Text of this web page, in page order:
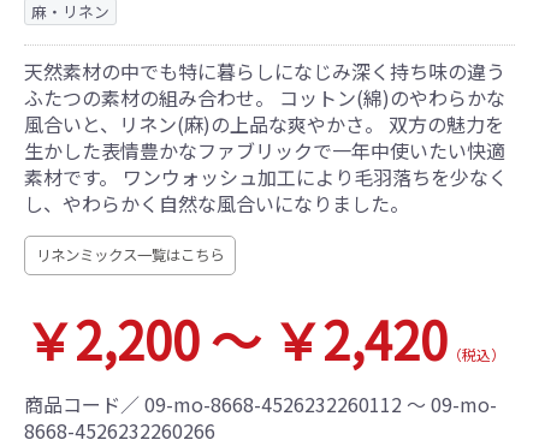
麻・リネン
天然素材の中でも特に暮らしになじみ深く持ち味の違う
ふたつの素材の組み合わせ。 コットン(綿)のやわらかな
風合いと、リネン(麻)の上品な爽やかさ。 双方の魅力を
生かした表情豊かなファブリックで一年中使いたい快適
素材です。 ワンウォッシュ加工により毛羽落ちを少なく
し、やわらかく自然な風合いになりました。
リネンミックス一覧はこちら
￥2,200 ～ ￥2,420 （税込）
商品コード／ 09-mo-8668-4526232260112 ～ 09-mo-
8668-4526232260266